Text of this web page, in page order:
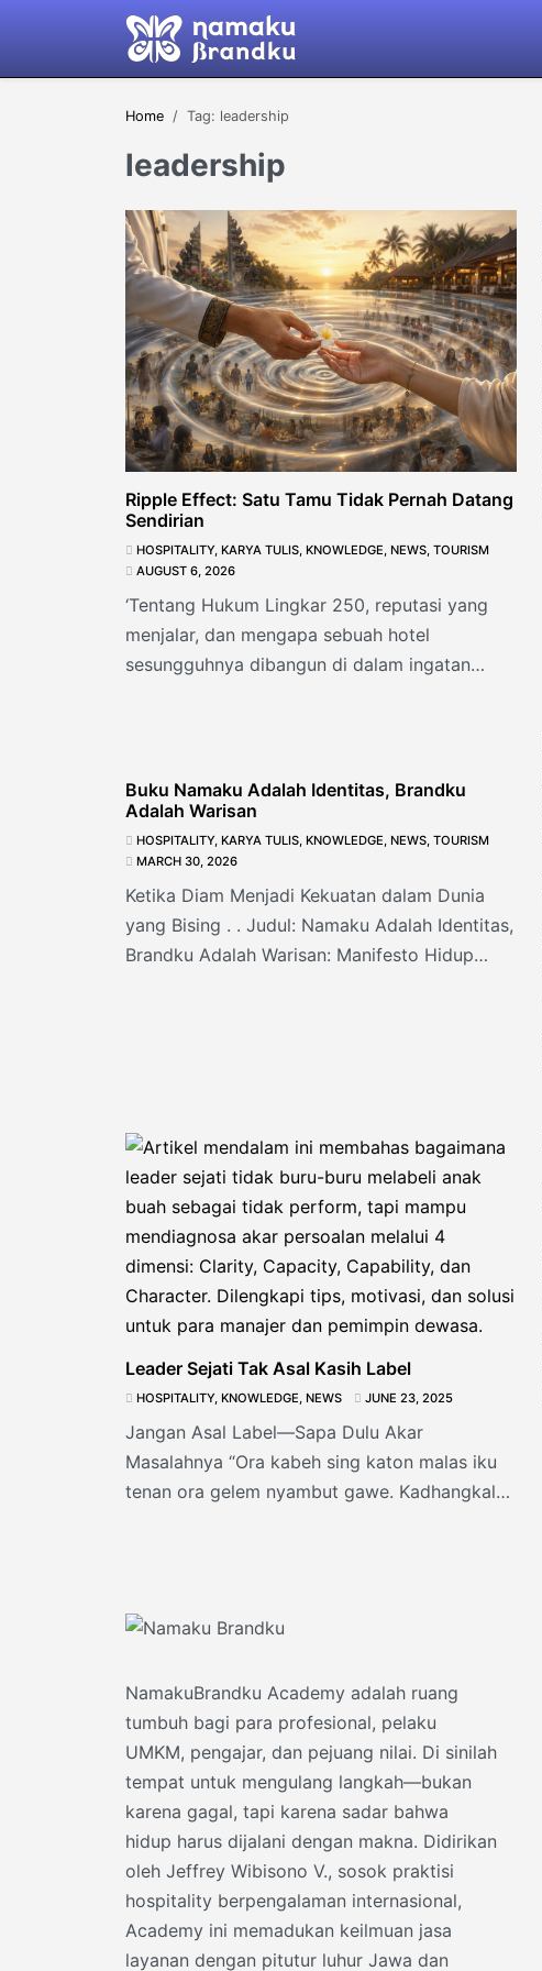
Home Tag: leadership
leadership
Ripple Effect: Satu Tamu Tidak Pernah Datang
Sendirian
HOSPITALITY KARYA TULIS KNOWLEDGE NEWS TOURISM
AUGUST 6, 2026
‘Tentang Hukum Lingkar 250, reputasi yang
menjalar, dan mengapa sebuah hotel
sesungguhnya dibangun di dalam ingatan
Buku Namaku Adalah Identitas, Brandku
Adalah Warisan
HOSPITALITY KARYA TULIS KNOWLEDGE NEWS TOURISM
MARCH 30, 2026
Ketika Diam Menjadi Kekuatan dalam Dunia
yang Bising . . Judul: Namaku Adalah Identitas,
Brandku Adalah Warisan: Manifesto Hidup
Leader Sejati Tak Asal Kasih Label
HOSPITALITY KNOWLEDGE NEWS JUNE 23, 2025
Jangan Asal Label—Sapa Dulu Akar
Masalahnya “Ora kabeh sing katon malas iku
tenan ora gelem nyambut gawe. Kadhangkala
NamakuBrandku Academy adalah ruang
tumbuh bagi para profesional, pelaku
UMKM, pengajar, dan pejuang nilai. Di sinilah
tempat untuk mengulang langkah—bukan
karena gagal, tapi karena sadar bahwa
hidup harus dijalani dengan makna. Didirikan
oleh Jeffrey Wibisono V., sosok praktisi
hospitality berpengalaman internasional,
Academy ini memadukan keilmuan jasa
layanan dengan pitutur luhur Jawa dan